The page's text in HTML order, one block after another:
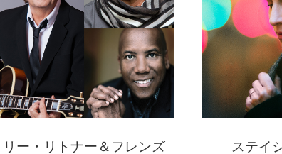
リー・リトナー＆フレンズ ステイ